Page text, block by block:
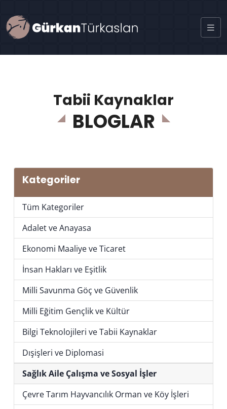
Tabii Kaynaklar
BLOGLAR
Kategoriler
Tüm Kategoriler
Adalet ve Anayasa
Ekonomi Maaliye ve Ticaret
İnsan Hakları ve Eşitlik
Milli Savunma Göç ve Güvenlik
Milli Eğitim Gençlik ve Kültür
Bilgi Teknolojileri ve Tabii Kaynaklar
Dışişleri ve Diplomasi
Sağlık Aile Çalışma ve Sosyal İşler
Çevre Tarım Hayvancılık Orman ve Köy İşleri